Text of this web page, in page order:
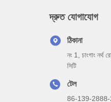
দ্রুত যোগাযোগ
ঠিকানা
নং 1, চাংগাং নর্থ
সিটি
টেল
86-139-